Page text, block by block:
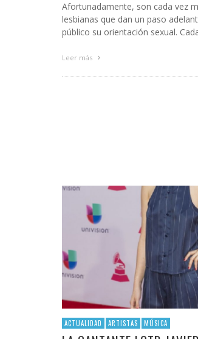
Afortunadamente, son cada vez
lesbianas que dan un paso
público su orientación sexual.
Leer más
ACTUALIDAD ARTISTAS MÚSICA